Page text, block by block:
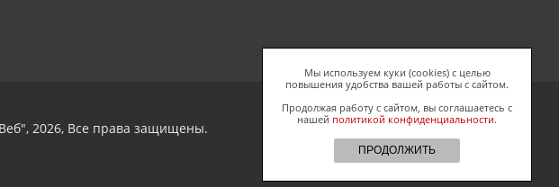
2026, Все права защищены.
Мы используем куки (cookies) с целью
повышения удобства вашей работы с сайтом.
Продолжая работу с сайтом, вы соглашаетесь с
нашей политикой конфиденциальности.
ПРОДОЛЖИТЬ